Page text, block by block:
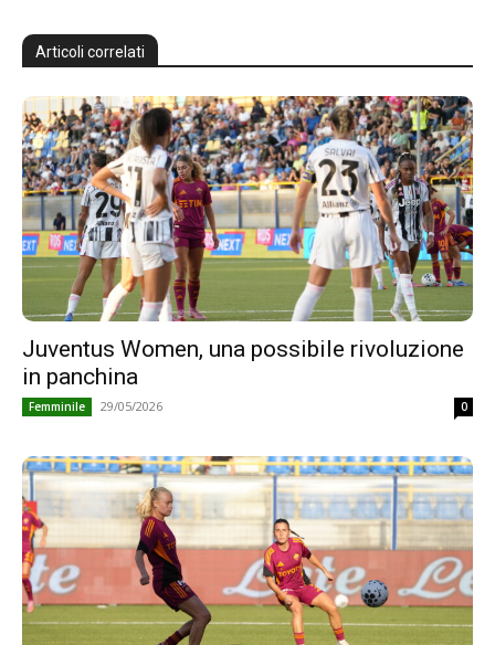
Articoli correlati
Juventus Women, una possibile rivoluzione
in panchina
Femminile 29/05/2026 0